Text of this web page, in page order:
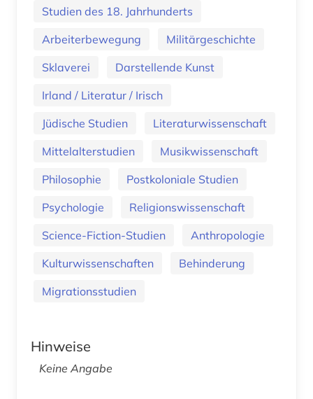
Studien des 18. Jahrhunderts
Arbeiterbewegung
Militärgeschichte
Sklaverei
Darstellende Kunst
Irland / Literatur / Irisch
Jüdische Studien
Literaturwissenschaft
Mittelalterstudien
Musikwissenschaft
Philosophie
Postkoloniale Studien
Psychologie
Religionswissenschaft
Science-Fiction-Studien
Anthropologie
Kulturwissenschaften
Behinderung
Migrationsstudien
Hinweise
Keine Angabe